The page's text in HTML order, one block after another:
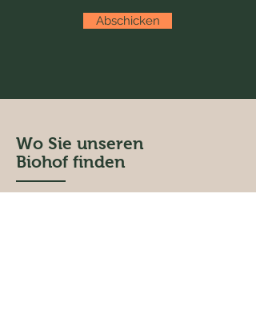
Abschicken
Wo Sie unseren
Biohof finden